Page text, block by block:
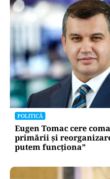
POLITICĂ
Eugen Tomac cere
primării și
putem funcționa”